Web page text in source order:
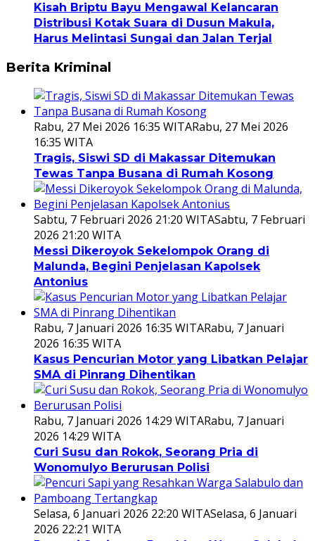
Kisah Briptu Bayu Mengawal Kelancaran
Distribusi Kotak Suara di Dusun Makula,
Harus Melintasi Sungai dan Jalan Terjal
Berita Kriminal
Rabu, 27 Mei 2026 16:35 WITARabu, 27 Mei 2026
16:35 WITA
Tragis, Siswi SD di Makassar Ditemukan
Tewas Tanpa Busana di Rumah Kosong
Sabtu, 7 Februari 2026 21:20 WITASabtu, 7 Februari
2026 21:20 WITA
Messi Dikeroyok Sekelompok Orang di
Malunda, Begini Penjelasan Kapolsek
Antonius
Rabu, 7 Januari 2026 16:35 WITARabu, 7 Januari
2026 16:35 WITA
Kasus Pencurian Motor yang Libatkan Pelajar
SMA di Pinrang Dihentikan
Rabu, 7 Januari 2026 14:29 WITARabu, 7 Januari
2026 14:29 WITA
Curi Susu dan Rokok, Seorang Pria di
Wonomulyo Berurusan Polisi
Selasa, 6 Januari 2026 22:20 WITASelasa, 6 Januari
2026 22:21 WITA